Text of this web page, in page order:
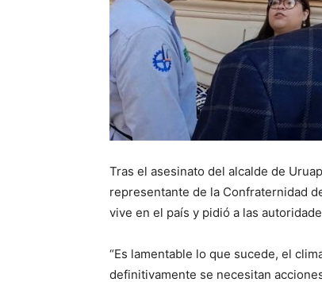
Tras el asesinato del alcalde de
representante de la Confraternidad
vive en el país y pidió a las
“Es lamentable lo que sucede, el
definitivamente se necesitan